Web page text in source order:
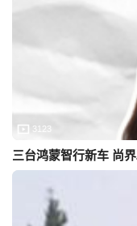
3123
三台鸿蒙智行新车 尚